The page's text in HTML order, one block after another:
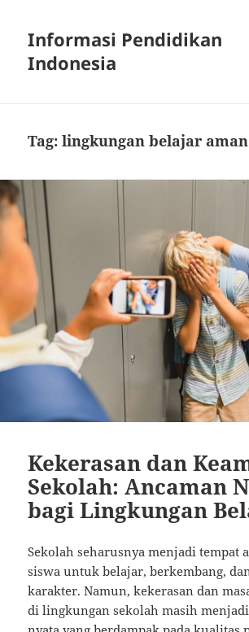
Informasi Pendidikan
Indonesia
Tag:lingkungan belajar aman
Kekerasan dan
Sekolah: Ancaman
bagi Lingkungan
Sekolah seharusnya menjadi tempat
siswa untuk belajar, berkembang,
karakter. Namun, kekerasan dan
di lingkungan sekolah masih